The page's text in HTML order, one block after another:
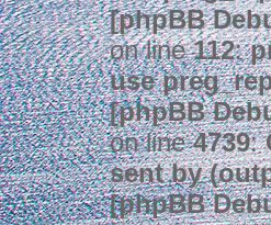
[phpBB
on line112:
use
[phpBB
on line4739:
sent by
[phpBB